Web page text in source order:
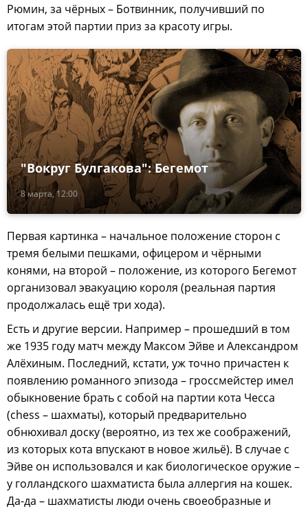
Рюмин, за чёрных – Ботвинник, получивший по
итогам этой партии приз за красоту игры.
8 марта, 12:00
"Вокруг Булгакова": Бегемот
Первая картинка – начальное положение сторон с
тремя белыми пешками, офицером и чёрными
конями, на второй – положение, из которого Бегемот
организовал эвакуацию короля (реальная партия
продолжалась ещё три хода).
Есть и другие версии. Например – прошедший в том
же 1935 году матч между Максом Эйве и Александром
Алёхиным. Последний, кстати, уж точно причастен к
появлению романного эпизода – гроссмейстер имел
обыкновение брать с собой на партии кота Чесса
(chess – шахматы), который предварительно
обнюхивал доску (вероятно, из тех же соображений,
из которых кота впускают в новое жильё). В случае с
Эйве он использовался и как биологическое оружие –
у голландского шахматиста была аллергия на кошек.
Да-да – шахматисты люди очень своеобразные и